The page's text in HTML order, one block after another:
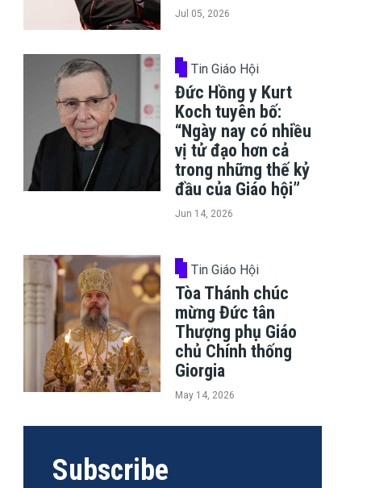
Jul 05, 2026
Tin Giáo Hội
Đức Hồng y Kurt
Koch tuyên bố:
“Ngày nay có nhiều
vị tử đạo hơn cả
trong những thế kỷ
đầu của Giáo hội”
Jun 14, 2026
Tin Giáo Hội
Tòa Thánh chúc
mừng Đức tân
Thượng phụ Giáo
chủ Chính thống
Giorgia
May 14, 2026
Subscribe